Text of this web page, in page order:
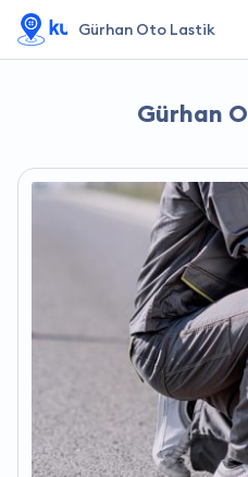
Gürhan Oto Lastik
Gürhan